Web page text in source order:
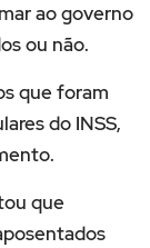
ao governo
ou não.
que foram
do INSS,
que